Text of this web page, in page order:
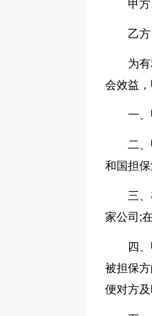
甲
乙
为
会效益
一
二
和国担保
三
家公司;
四
被担保
便对方及